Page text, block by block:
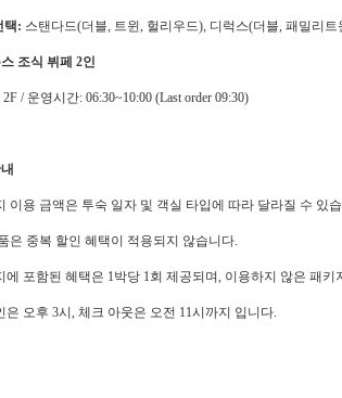
택: 스탠다드(더블, 트윈, 헐리우드), 디럭스(더블, 패밀리
조식 뷔페 2인
/ 운영시간: 06:30~10:00 (Last order 09:30)
이용 금액은 투숙 일자 및 객실 타입에 따라 달라질 수 있
은 중복 할인 혜택이 적용되지 않습니다.
에 포함된 혜택은 1박당 1회 제공되며, 이용하지 않은 패
오후 3시, 체크 아웃은 오전 11시까지 입니다.